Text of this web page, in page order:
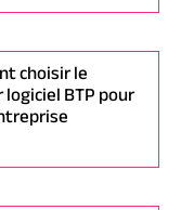
choisir le
BTP pour